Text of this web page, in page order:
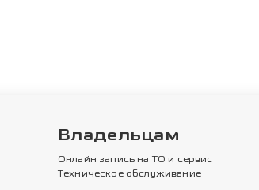
Владельцам
Онлайн запись на ТО и сервис
Техническое обслуживание